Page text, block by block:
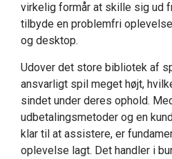
virkelig formår at skille sig ud
tilbyde en problemfri
og desktop.
Udover det store bibliotek af
ansvarligt spil meget højt,
sindet under deres ophold.
udbetalingsmetoder og en
klar til at assistere, er
oplevelse lagt. Det handler i